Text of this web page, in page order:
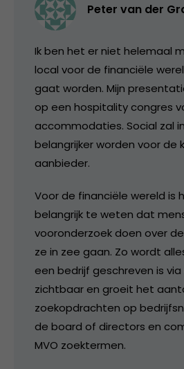
Peter van der
Ik ben het er niet helemaal
local voor de financiële
gaat worden. Mijn
op een hospitality congres
accommodaties. Social zal
belangrijker worden voor de
aanbieder.
Voor de financiële wereld is
belangrijk te weten dat
vooronderzoek doen over
ze in zee gaan. Zo wordt
een bedrijf geschreven is
zichtbaar en groeit het
zoekopdrachten op
de board of directors en
MVO zoektermen.